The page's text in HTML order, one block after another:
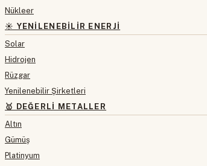
Nükleer
☀️ YENILENEBILIR ENERJI
Solar
Hidrojen
Rüzgar
Yenilenebilir Şirketleri
🥇 DEĞERLI METALLER
Altın
Gümüş
Platinyum